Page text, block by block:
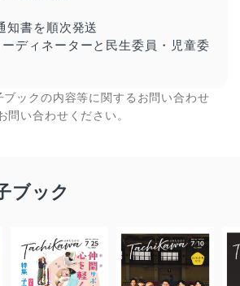
書を順次発送
ディネーターと民生委員・児童委
ックの内容等に関するお問い合わせ
問い合わせください。
ブック